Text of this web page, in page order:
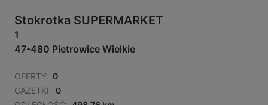
Stokrotka SUPERMARKET
1
47-480 Pietrowice Wielkie
OFERTY: 0
GAZETKI: 0